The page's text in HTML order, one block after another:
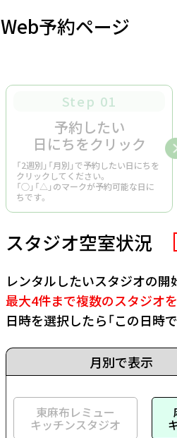
Web予約ページ
Step 01
予約したい
日にちをクリック
「2週別」「月別」で予約したい日にちを
クリックしてください。
「○」「△」のマークが予約可能な日に
ちです。
スタジオ空室状況
レンタルしたいスタジオの
最大4件まで複数のスタジオ
日時を選択したら「この日時
月別で表示
東麻布レミュー
キッチンスタジオ